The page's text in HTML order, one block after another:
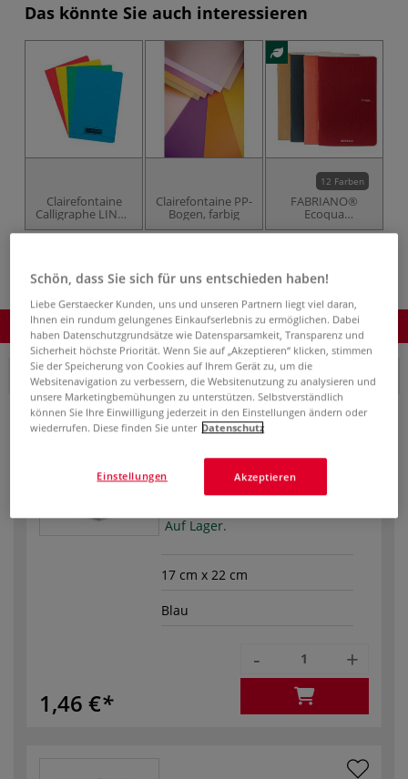
Das könnte Sie auch interessieren
Clairefontaine
Calligraphe LINGE
8000 POLYPRO
Skizzenheft
Clairefontaine PP-
Bogen, farbig
12 Farben
FABRIANO®
Ecoqua
Skizzenheft
Produkt bestellen
1. 16 Seiten
Auf Lager.
17 cm x 22 cm
Blau
1,46 €
- +
Schön, dass Sie sich für uns entschieden haben!
Liebe Gerstaecker Kunden, uns und unseren Partnern liegt viel daran,
Ihnen ein rundum gelungenes Einkaufserlebnis zu ermöglichen. Dabei
haben Datenschutzgrundsätze wie Datensparsamkeit, Transparenz und
Sicherheit höchste Priorität. Wenn Sie auf „Akzeptieren“ klicken, stimmen
Sie der Speicherung von Cookies auf Ihrem Gerät zu, um die
Websitenavigation zu verbessern, die Websitenutzung zu analysieren und
unsere Marketingbemühungen zu unterstützen. Selbstverständlich
können Sie Ihre Einwilligung jederzeit in den Einstellungen ändern oder
wiederrufen. Diese finden Sie unter Datenschutz
Akzeptieren
Einstellungen